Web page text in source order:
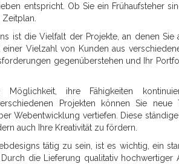
entspricht. Ob Sie ein Frühaufsteher
ist die Vielfalt der Projekte, an denen
Vielzahl von Kunden aus
gegenüberstehen und Ihr
Möglichkeit, ihre Fähigkeiten
Projekten können Sie neue
Webentwicklung vertiefen. Diese
auch Ihre Kreativität zu fördern.
tätig zu sein, ist es wichtig, ein
die Lieferung qualitativ